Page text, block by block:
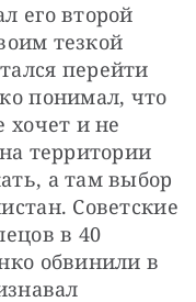
его второй
тезкой
перейти
понимал, что
хочет и не
территории
а там выбор
Советские
в 40
обвинили в